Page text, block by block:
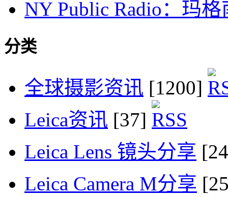
NY Public Radio：玛
分类
全球摄影资讯 [1200]
Leica资讯 [37]
Leica Lens 镜头分享
Leica Camera M分享